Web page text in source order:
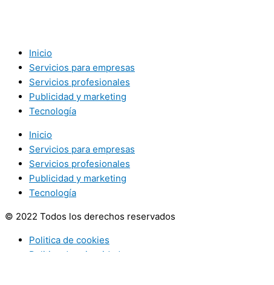
Inicio
Servicios para empresas
Servicios profesionales
Publicidad y marketing
Tecnología
Inicio
Servicios para empresas
Servicios profesionales
Publicidad y marketing
Tecnología
© 2022 Todos los derechos reservados
Politica de cookies
Politica de privacidad